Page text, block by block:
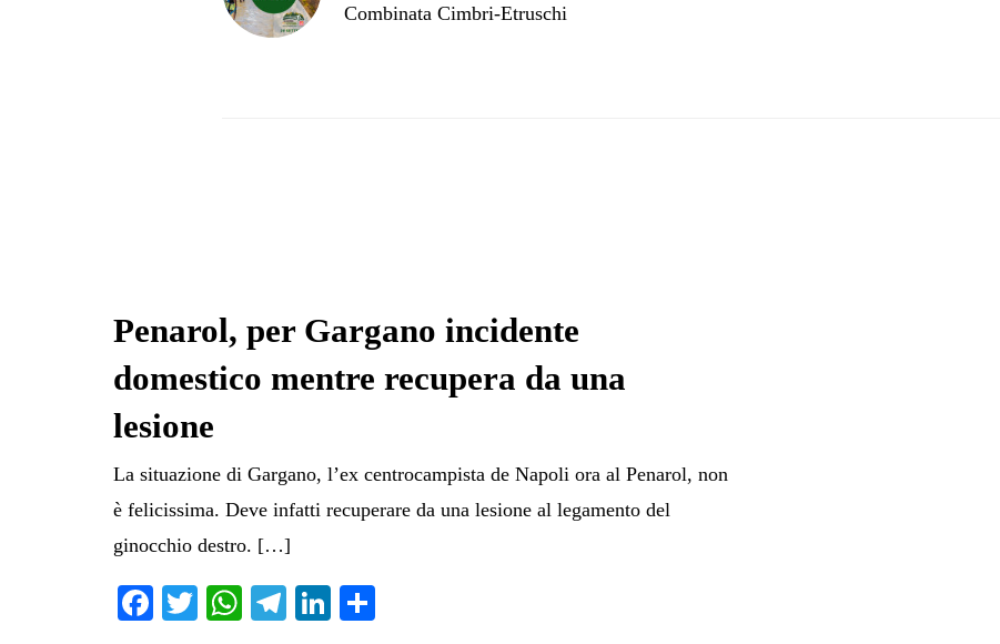
Combinata Cimbri-Etruschi
Penarol, per Gargano incidente
domestico mentre recupera da una
lesione
La situazione di Gargano, l’ex centrocampista de Napoli ora al Penarol, non
è felicissima. Deve infatti recuperare da una lesione al legamento del
ginocchio destro. […]
Fa T
W Te Li